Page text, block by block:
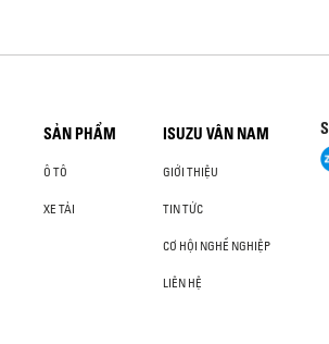
SẢN PHẨM
Ô TÔ
XE TẢI
ISUZU VÂN NAM
GIỚI THIỆU
TIN TỨC
CƠ HỘI NGHỀ NGHIỆP
LIÊN HỆ